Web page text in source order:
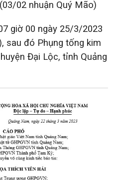
02 nhuận Quý Mão)
giờ 00 ngày 25/3/2023
sau đó Phụng tống kim
Đại Lộc, tỉnh Quảng